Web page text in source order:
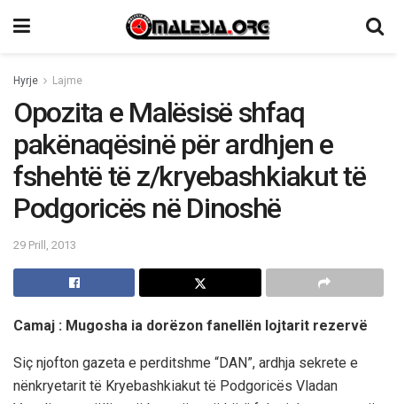
Hyrje Lajme
Opozita e Malësisë shfaq
pakënaqësinë për ardhjen e
fshehtë të z/kryebashkiakut të
Podgoricës në Dinoshë
29 Prill, 2013
Camaj : Mugosha ia dorëzon fanellën lojtarit rezervë
Siç njofton gazeta e perditshme “DAN”, ardhja sekrete e
nënkryetarit të Kryebashkiakut të Podgoricës Vladan